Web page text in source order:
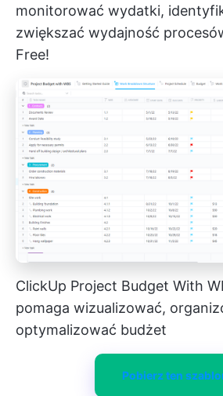
monitorować wydatki,
zwiększać wydajność
Free!
ClickUp Project Budget With
pomaga wizualizować,
optymalizować budżet
Pobierz ten